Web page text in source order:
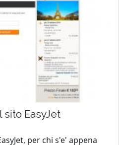
sito EasyJet
per chi s'e' appena